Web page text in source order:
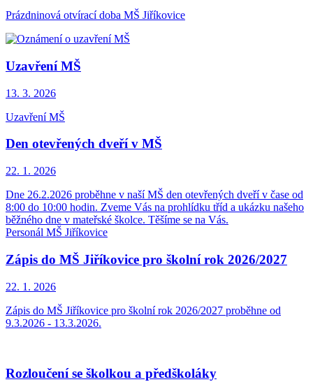
Prázdninová otvírací doba MŠ Jiříkovice
Uzavření MŠ
13. 3. 2026
Uzavření MŠ
Den otevřených dveří v MŠ
22. 1. 2026
Dne 26.2.2026 proběhne v naší MŠ den otevřených dveří v čase od
8:00 do 10:00 hodin. Zveme Vás na prohlídku tříd a ukázku našeho
běžného dne v mateřské školce. Těšíme se na Vás.
Personál MŠ Jiříkovice
Zápis do MŠ Jiříkovice pro školní rok 2026/2027
22. 1. 2026
Zápis do MŠ Jiříkovice pro školní rok 2026/2027 proběhne od
9.3.2026 - 13.3.2026.
Rozloučení se školkou a předškoláky